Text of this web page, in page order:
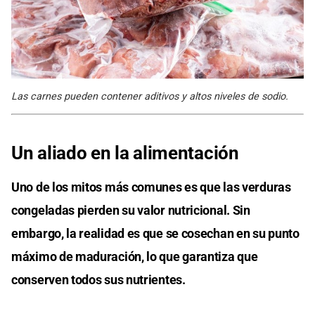
Las carnes pueden contener aditivos y altos niveles de sodio.
Un aliado en la alimentación
Uno de los mitos más comunes es que las verduras
congeladas pierden su valor nutricional. Sin
embargo, la realidad es que se cosechan en su punto
máximo de maduración, lo que garantiza que
conserven todos sus nutrientes.